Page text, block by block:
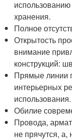
хранения.
Полное
Открытость
внимание
конструкций:
Прямые линии
интерьерных
использования.
Обилие
Провода,
не прячутся,